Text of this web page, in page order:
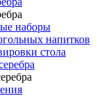
наборы
напитков
стола